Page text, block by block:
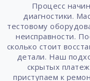
Процесс
диагностики.
тестовому
неисправности.
сколько стоит
детали. Наш
скрытых
приступаем к